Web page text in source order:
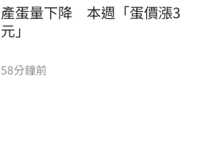
產蛋量下降　本週「蛋價漲3
元」
58分鐘前